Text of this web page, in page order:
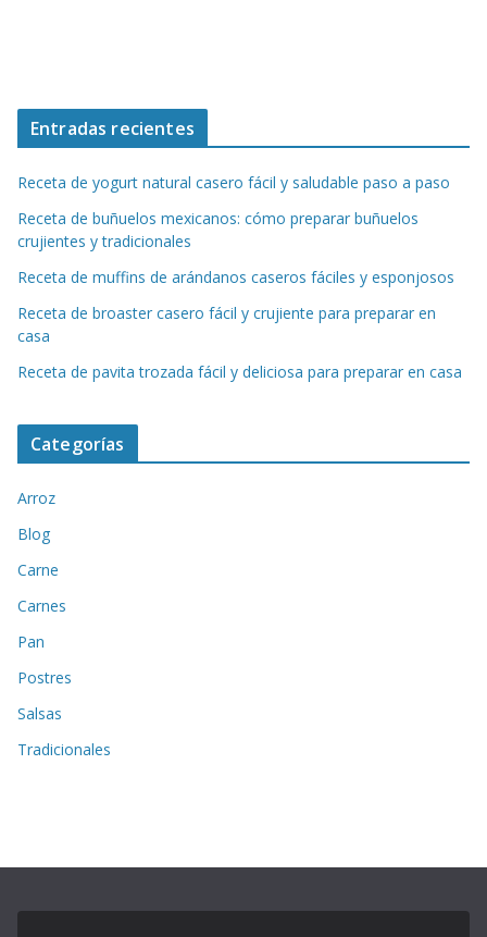
Entradas recientes
Receta de yogurt natural casero fácil y saludable paso a paso
Receta de buñuelos mexicanos: cómo preparar buñuelos
crujientes y tradicionales
Receta de muffins de arándanos caseros fáciles y esponjosos
Receta de broaster casero fácil y crujiente para preparar en
casa
Receta de pavita trozada fácil y deliciosa para preparar en casa
Categorías
Arroz
Blog
Carne
Carnes
Pan
Postres
Salsas
Tradicionales